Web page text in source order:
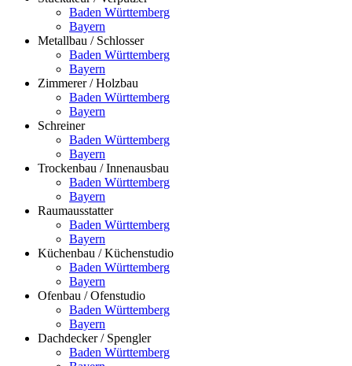
Baden Württemberg
Bayern
Metallbau / Schlosser
Baden Württemberg
Bayern
Zimmerer / Holzbau
Baden Württemberg
Bayern
Schreiner
Baden Württemberg
Bayern
Trockenbau / Innenausbau
Baden Württemberg
Bayern
Raumausstatter
Baden Württemberg
Bayern
Küchenbau / Küchenstudio
Baden Württemberg
Bayern
Ofenbau / Ofenstudio
Baden Württemberg
Bayern
Dachdecker / Spengler
Baden Württemberg